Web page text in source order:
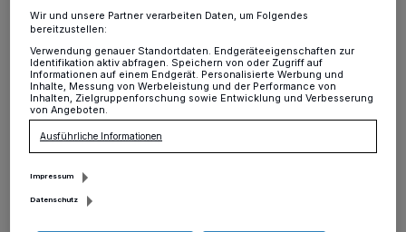
Krefeld·Als Polizeibeamte am Donnerstagmorgen im
Rahmen von Ermittlungen in einem Mehrfamilienhaus
an der Nördlichen Lohstraße die Anwohner befragten,
nahmen sie aus einer der Wohnungen Streitigkeiten und
ein schussähnliches Geräusch wahr.
09.01.2025 , 11:12 Uhr
Wir und unsere Partner verarbeiten Daten, um Folgendes
bereitzustellen:
Verwendung genauer Standortdaten. Endgeräteeigenschaften zur
Identifikation aktiv abfragen. Speichern von oder Zugriff auf
Informationen auf einem Endgerät. Personalisierte Werbung und
Inhalte, Messung von Werbeleistung und der Performance von
Inhalten, Zielgruppenforschung sowie Entwicklung und Verbesserung
von Angeboten.
Ausführliche Informationen
Impressum
Datenschutz